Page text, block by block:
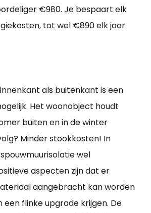
€980. Je bespaart elk
tot wel €890 elk jaar
als buitenkant is een
Het woonobject houdt
buiten en in de winter
Minder stookkosten! In
wel
aspecten zijn dat er
aangebracht kan worden
een flinke upgrade krijgen. De